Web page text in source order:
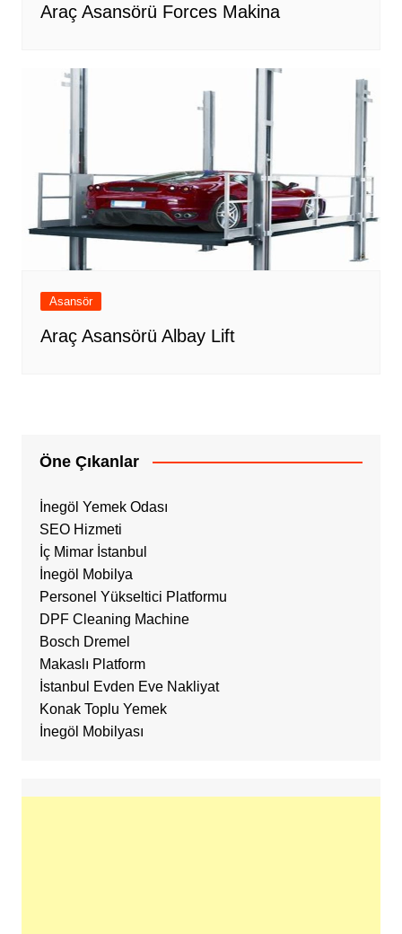
Araç Asansörü Forces Makina
Asansör
Araç Asansörü Albay Lift
Öne Çıkanlar
İnegöl Yemek Odası
SEO Hizmeti
İç Mimar İstanbul
İnegöl Mobilya
Personel Yükseltici Platformu
DPF Cleaning Machine
Bosch Dremel
Makaslı Platform
İstanbul Evden Eve Nakliyat
Konak Toplu Yemek
İnegöl Mobilyası